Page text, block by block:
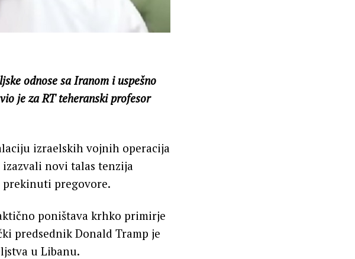
odnose sa Iranom i uspešno
je za RT teheranski profesor
izraelskih vojnih operacija
novi talas tenzija
prekinuti pregovore.
poništava krhko primirje
predsednik Donald Tramp je
u Libanu.